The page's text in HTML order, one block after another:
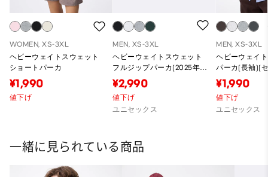
WOMEN, XS-3XL
ヘビーウェイトスウェット
ショートパーカ
¥1,990
値下げ
MEN, XS-3XL
ヘビーウェイトスウェット
フルジップパーカ(2025年度
冬商品)
¥2,990
値下げ
ユニセックス
MEN, XS-3XL
ヘビーウェイ
パーカ(長袖)(
可能)(2025年
¥1,990
値下げ
ユニセックス
一緒に見られている商品